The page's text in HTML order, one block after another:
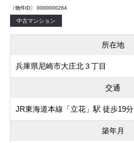
〔物件ID〕 0000000264
中古マンション
所在地
兵庫県尼崎市大庄北３丁目
交通
JR東海道本線「立花」駅 徒歩19分
築年月